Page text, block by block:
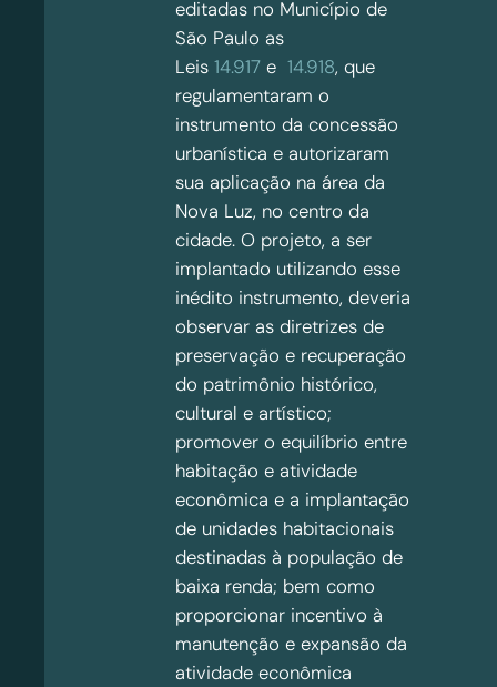
editadas no Município de
São Paulo as
Leis 14.917 e 14.918, que
regulamentaram o
instrumento da concessão
urbanística e autorizaram
sua aplicação na área da
Nova Luz, no centro da
cidade. O projeto, a ser
implantado utilizando esse
inédito instrumento, deveria
observar as diretrizes de
preservação e recuperação
do patrimônio histórico,
cultural e artístico;
promover o equilíbrio entre
habitação e atividade
econômica e a implantação
de unidades habitacionais
destinadas à população de
baixa renda; bem como
proporcionar incentivo à
manutenção e expansão da
atividade econômica